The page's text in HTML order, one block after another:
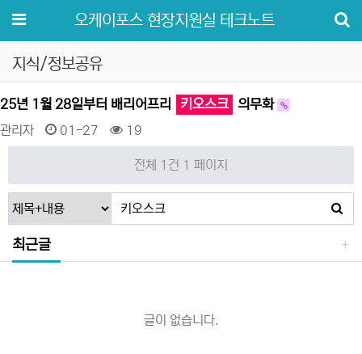
메뉴 오케이포스 현장지원실 테크노트
지식/정보공유
25년 1월 28일부터 배리어프리 키오스크 의무화
관리자 01-27 19
전체 1건 1 페이지
최근글
글이 없습니다.